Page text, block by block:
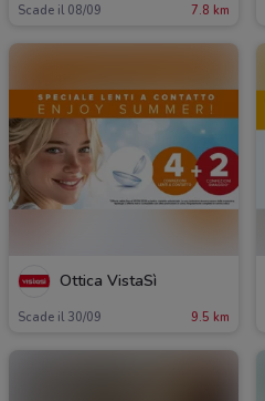
Scade il 08/09 7.8 km
Ottica VistaSì
Scade il 30/09 9.5 km